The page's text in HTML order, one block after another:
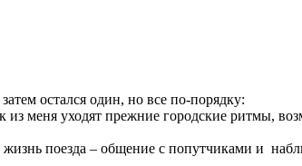
остался один, но все по-порядку:
меня уходят прежние городские ритмы,
поезда – общение с попутчиками и